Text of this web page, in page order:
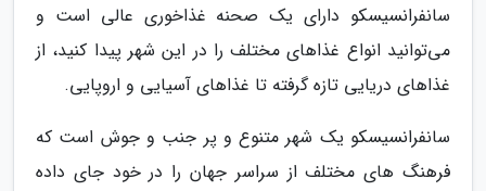
سانفرانسیسکو دارای یک صحنه غذاخوری عالی است و
می‌توانید انواع غذاهای مختلف را در این شهر پیدا کنید، از
غذاهای دریایی تازه گرفته تا غذاهای آسیایی و اروپایی.
سانفرانسیسکو یک شهر متنوع و پر جنب و جوش است که
فرهنگ های مختلف از سراسر جهان را در خود جای داده